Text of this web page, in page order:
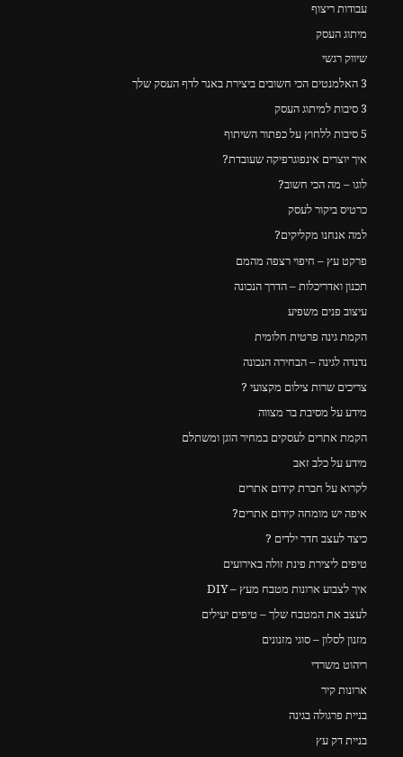
עבודות ריצוף
מיתוג העסק
שיווק רגשי
3 האלמנטים הכי חשובים ביצירת באנר לדף העסק שלך
3 סיבות למיתוג העסק
5 סיבות ללחוץ על כפתור השיתוף
איך יוצרים אינפוגרפיקה שעובדת?
לוגו – מה הכי חשוב?
כרטיס ביקור לעסק
למה אנחנו מקליקים?
פרקט עץ – חיפוי רצפה מהמם
תכנון ואדריכלות – הדרך הנכונה
עיצוב פנים משפיע
הקמת גינה פרטית חלומית
נדנדה לגינה – הבחירה הנכונה
צריכים שרות צילום מקצועי ?
מידע על מסיבת בר מצווה
הקמת אתרים לעסקים במחיר הוגן ומשתלם
מידע על כלב זאב
לקרוא על חברת קידום אתרים
איפה יש מומחה קידום אתרים?
כיצד לעצב חדר ילדים ?
טיפים ליצירת פינת זולה באירועים
איך לצבוע ארונות מטבח מעץ – DIY
לעצב את המטבח שלך – טיפים יעילים
מזנון לסלון – סוגי מזנונים
ריהוט משרדי
ארונות קיר
בניית פרגולה בגינה
בניית דק עץ